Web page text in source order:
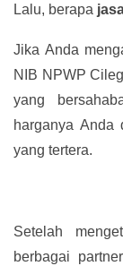
Lalu, berapa
Jika Anda
NIB NPWP
yang
harganya Anda
yang tertera.
Setelah
berbagai